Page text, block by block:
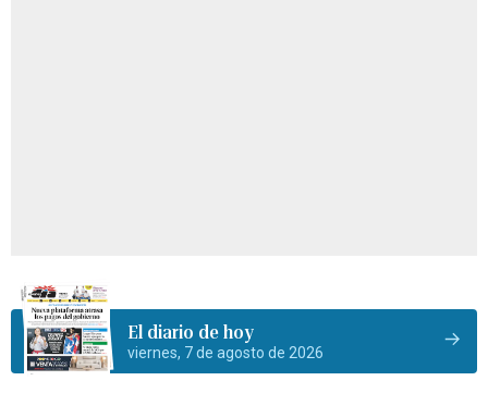
El diario de hoy
viernes, 7 de agosto de 2026